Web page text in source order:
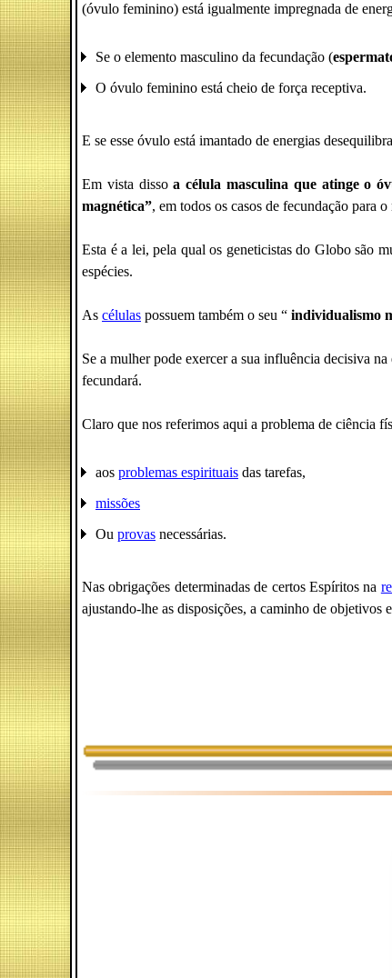
(óvulo feminino) está igualmente impregnada de
Se o elemento masculino da fecundação (
O óvulo feminino está cheio de força receptiva.
E se esse óvulo está imantado de energias
Em vista dissoa célula masculina que atinge o
magnética”, em todos os casos de fecundação para
Esta é a lei, pela qual os geneticistas do Globo são
espécies.
As células possuem também o seu “ individualismo
Se a mulher pode exercer a sua influência decisiva
fecundará.
Claro que nos referimos aqui a problema de ciência
aos problemas espirituais das tarefas,
missões
Ou provas necessárias.
Nas obrigações determinadas de certos Espíritos na
ajustando-lhe as disposições, a caminho de objetivos